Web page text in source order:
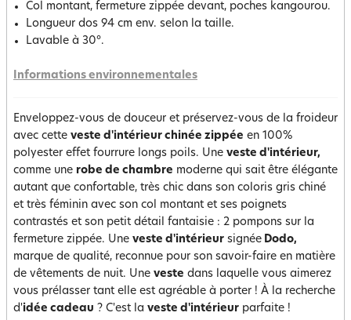
Col montant, fermeture zippée devant, poches kangourou.
Longueur dos 94 cm env. selon la taille.
Lavable à 30°.
Informations environnementales
Enveloppez-vous de douceur et préservez-vous de la froideur
avec cette veste d'intérieur chinée zippée en 100%
polyester effet fourrure longs poils. Une veste d'intérieur,
comme une robe de chambre moderne qui sait être élégante
autant que confortable, très chic dans son coloris gris chiné
et très féminin avec son col montant et ses poignets
contrastés et son petit détail fantaisie : 2 pompons sur la
fermeture zippée. Une veste d'intérieur signée Dodo,
marque de qualité, reconnue pour son savoir-faire en matière
de vêtements de nuit. Une veste dans laquelle vous aimerez
vous prélasser tant elle est agréable à porter ! À la recherche
d'idée cadeau ? C'est la veste d'intérieur parfaite !